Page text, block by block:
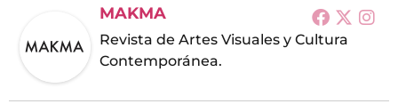
MAKMA
Revista de Artes Visuales y Cultura
Contemporánea.